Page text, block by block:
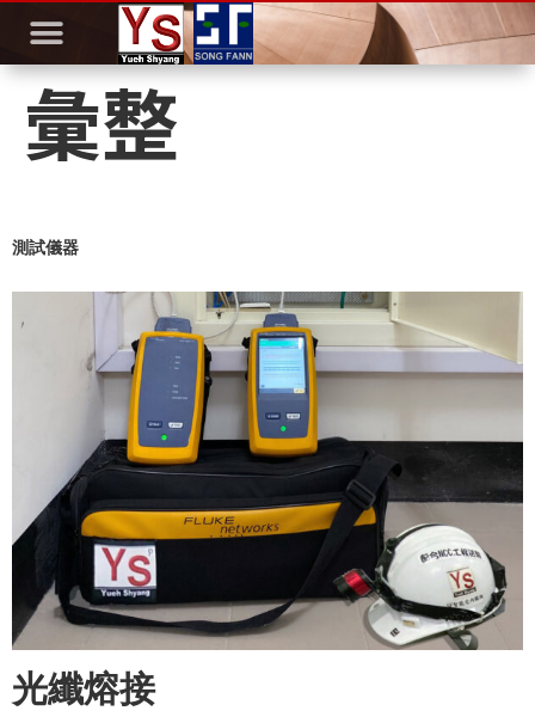
彙整
測試儀器
光纖熔接